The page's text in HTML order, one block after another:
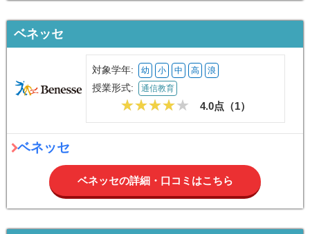
ベネッセ
対象学年: 幼 小 中 高 浪
授業形式: 通信教育
4.0点（1）
ベネッセ
ベネッセの詳細・口コミはこちら